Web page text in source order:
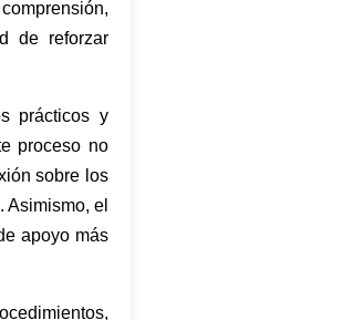
de reforzar
prácticos y
proceso no
sobre los
el
apoyo más